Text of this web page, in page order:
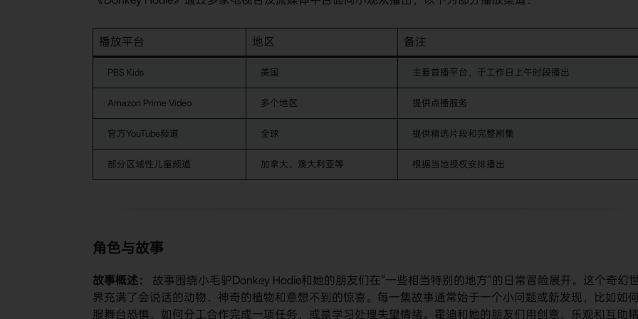
播放平台 地区 备注
PBS Kids 美国 主要首播平台，于工作日上午时段播出
Amazon Prime Video 多个地区 提供点播服务
官方YouTube频道 全球 提供精选片段和完整剧集
部分区域性儿童频道 加拿大、澳大利亚等 根据当地授权安排播出
角色与故事
​故事概述：​
故事围绕小毛驴Donkey Hodie和她的朋友们在“一些相当特别的地方”的日常冒险展开。这个奇幻
界充满了会说话的动物、神奇的植物和意想不到的惊喜。每一集故事通常始于一个小问题或新发现，比如如
服舞台恐惧、如何分工合作完成一项任务，或是学习处理失望情绪。霍迪和她的朋友们用创意、乐观和互助